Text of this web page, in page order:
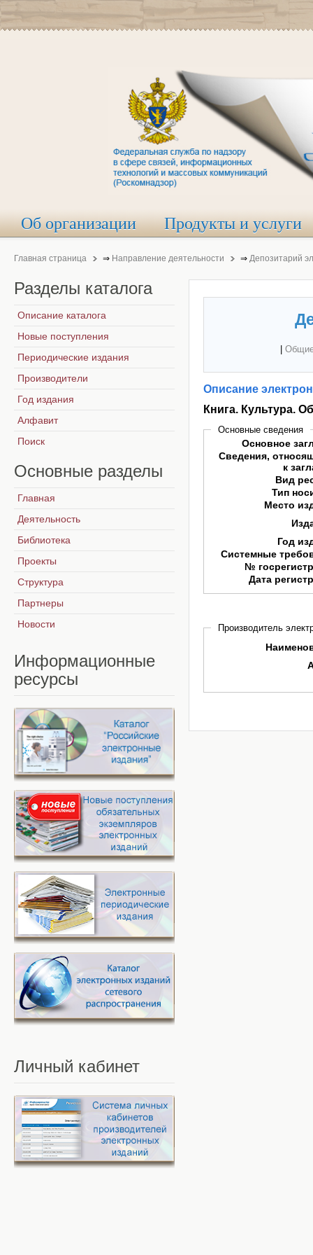
Об организации Продукты и услуги
Главная страница ⇒ Направление деятельности ⇒ Депозитарий
Описание
Книга. Культура.
Основные сведения
Основное
Сведения,
к
Вид
Тип
Место
Год
Системные
№
Дата
Производитель
Разделы каталога
Описание каталога
Новые поступления
Периодические издания
Производители
Год издания
Алфавит
Поиск
Основные разделы
Главная
Деятельность
Библиотека
Проекты
Структура
Партнеры
Новости
Информационные
ресурсы
Личный кабинет